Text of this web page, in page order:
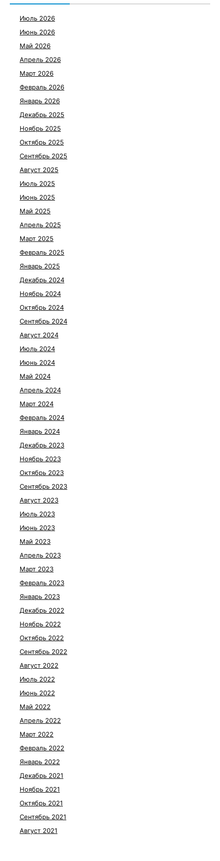
Июль 2026
Июнь 2026
Май 2026
Апрель 2026
Март 2026
Февраль 2026
Январь 2026
Декабрь 2025
Ноябрь 2025
Октябрь 2025
Сентябрь 2025
Август 2025
Июль 2025
Июнь 2025
Май 2025
Апрель 2025
Март 2025
Февраль 2025
Январь 2025
Декабрь 2024
Ноябрь 2024
Октябрь 2024
Сентябрь 2024
Август 2024
Июль 2024
Июнь 2024
Май 2024
Апрель 2024
Март 2024
Февраль 2024
Январь 2024
Декабрь 2023
Ноябрь 2023
Октябрь 2023
Сентябрь 2023
Август 2023
Июль 2023
Июнь 2023
Май 2023
Апрель 2023
Март 2023
Февраль 2023
Январь 2023
Декабрь 2022
Ноябрь 2022
Октябрь 2022
Сентябрь 2022
Август 2022
Июль 2022
Июнь 2022
Май 2022
Апрель 2022
Март 2022
Февраль 2022
Январь 2022
Декабрь 2021
Ноябрь 2021
Октябрь 2021
Сентябрь 2021
Август 2021